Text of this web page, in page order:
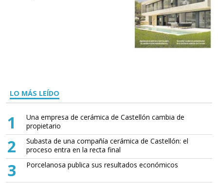
LO MÁS LEÍDO
1
Una empresa de cerámica de Castellón cambia de
propietario
2
Subasta de una compañía cerámica de Castellón: el
proceso entra en la recta final
3 Porcelanosa publica sus resultados económicos